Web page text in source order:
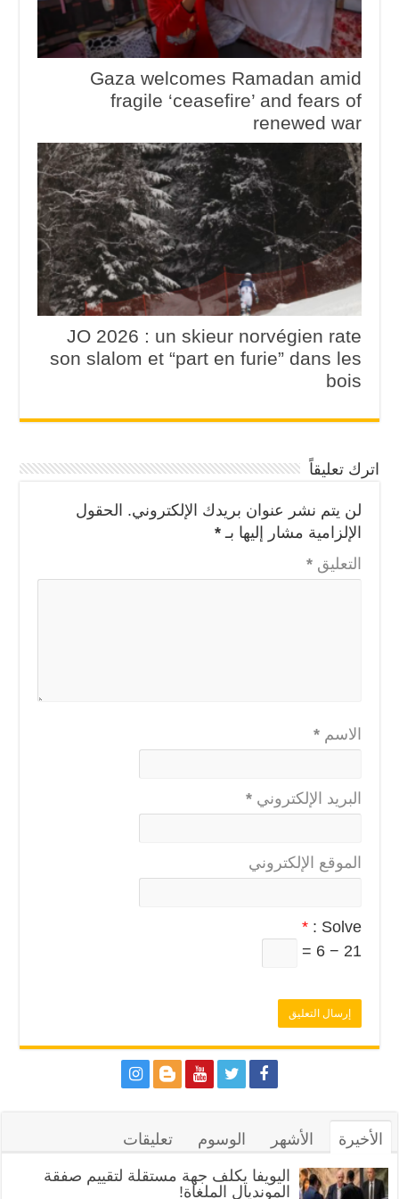
Gaza welcomes Ramadan amid
fragile ‘ceasefire’ and fears of
renewed war
JO 2026 : un skieur norvégien rate
son slalom et “part en furie” dans les
bois
اترك تعليقاً
لن يتم نشر عنوان بريدك الإلكتروني. الحقول
الإلزامية مشار إليها بـ *
التعليق *
الاسم *
البريد الإلكتروني *
الموقع الإلكتروني
Solve :
*
21 − 6 =
الأخيرة الأشهر الوسوم تعليقات
اليويفا يكلف جهة مستقلة لتقييم صفقة
المونديال الملغاة!